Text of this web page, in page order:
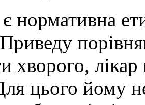
нормативна
Приведу
хворого,
цього йому